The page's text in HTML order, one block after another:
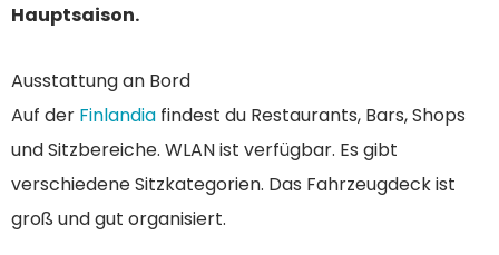
Hauptsaison.
Ausstattung an Bord
Auf der Finlandia findest du Restaurants, Bars, Shops
und Sitzbereiche. WLAN ist verfügbar. Es gibt
verschiedene Sitzkategorien. Das Fahrzeugdeck ist
groß und gut organisiert.